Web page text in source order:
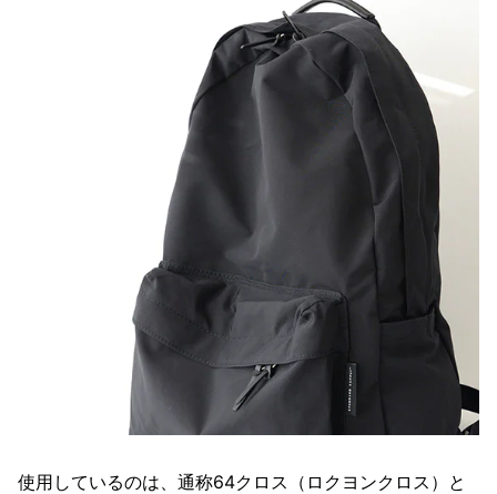
使用しているのは、通称64クロス（ロクヨンクロス）と